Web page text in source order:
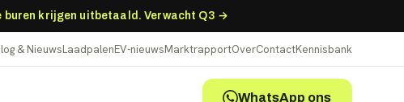
buren krijgen uitbetaald. Verwacht Q3 →
& NieuwsLaadpalenEV-nieuwsMarktrapportOverContactKennisbank
WhatsApp ons